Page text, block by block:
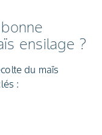
ensilage ?
du maïs
: